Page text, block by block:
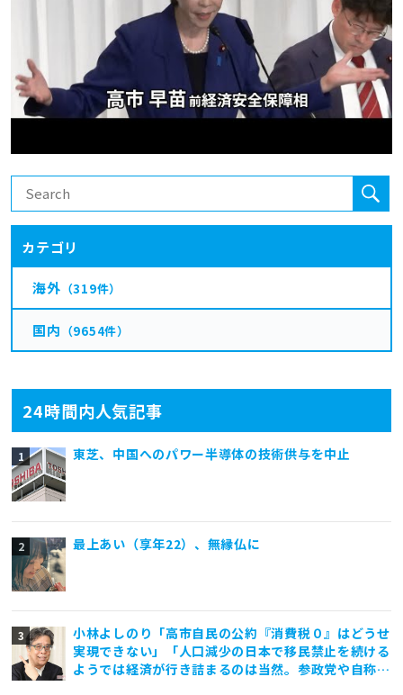
24時間内人気記事
東芝、中国へのパワー半導体の技術供与を中止
最上あい（享年22）、無縁仏に
小林よしのり「高市自民の公約『消費税０』はどうせ
実現できない」「人口減少の日本で移民禁止を続ける
ようでは経済が行き詰まるのは当然。参政党や自称保
カテゴリ
海外 （319件）
国内 （9654件）